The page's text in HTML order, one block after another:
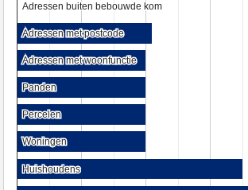
Adressen buiten bebouwde kom
Adressen buiten bebouwde kom
Adressen met postcode
Adressen met postcode
Adressen met woonfunctie
Adressen met woonfunctie
Panden
Panden
Percelen
Percelen
Woningen
Woningen
Huishoudens
Huishoudens